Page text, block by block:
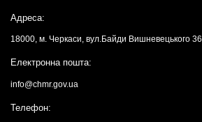
Адреса:
18000, м. Черкаси, вул.Байди Вишневецького 36
Електронна пошта:
info@chmr.gov.ua
Телефон: